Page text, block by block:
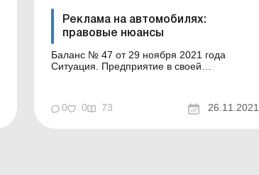
Реклама на автомобилях:
правовые нюансы
Баланс № 47 от 29 ноября 2021 года
Ситуация. Предприятие в своей
на этих автомобилях рекламу – логотип
предприятия, информацию о товарах и
0 0 73 26.11.2021